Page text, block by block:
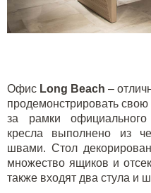
Офис Long Beach –
продемонстрировать
за рамки
кресла выполнено из
швами. Стол
множество ящиков и
также входят два стула и